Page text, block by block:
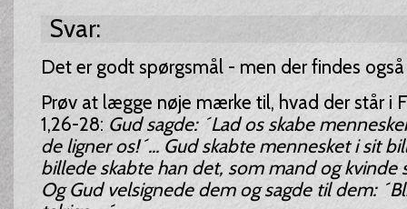
Svar:
Det er godt spørgsmål - men der findes
Prøv at lægge nøje mærke til, hvad der står i
1,26-28: Gud sagde: ´Lad os skabe
de ligner os!´... Gud skabte mennesket i sit
billede skabte han det, som mand og kvinde
Og Gud velsignede dem og sagde til dem: